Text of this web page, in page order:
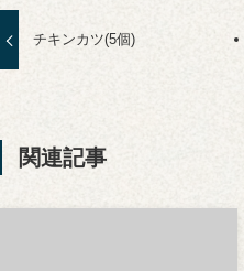
チキンカツ(5個)
関連記事